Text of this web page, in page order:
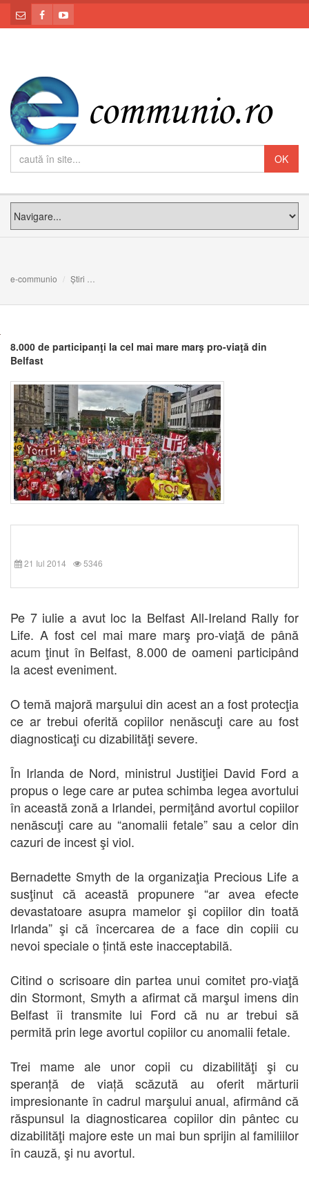
e-communio Știri
8.000 de participanţi la cel mai mare marş pro-viaţă din
Belfast
21 Iul 2014 5346
Pe 7 iulie a avut loc la Belfast All-Ireland Rally for
Life. A fost cel mai mare marş pro-viaţă de până
acum ţinut în Belfast, 8.000 de oameni participând
la acest eveniment.
O temă majoră marşului din acest an a fost protecţia
ce ar trebui oferită copiilor nenăscuţi care au fost
diagnosticaţi cu dizabilităţi severe.
În Irlanda de Nord, ministrul Justiţiei David Ford a
propus o lege care ar putea schimba legea avortului
în această zonă a Irlandei, permiţând avortul copiilor
nenăscuţi care au “anomalii fetale” sau a celor din
cazuri de incest şi viol.
Bernadette Smyth de la organizaţia Precious Life a
susţinut că această propunere “ar avea efecte
devastatoare asupra mamelor şi copiilor din toată
Irlanda” şi că încercarea de a face din copiii cu
nevoi speciale o țintă este inacceptabilă.
Citind o scrisoare din partea unui comitet pro-viaţă
din Stormont, Smyth a afirmat că marşul imens din
Belfast îi transmite lui Ford că nu ar trebui să
permită prin lege avortul copiilor cu anomalii fetale.
Trei mame ale unor copii cu dizabilităţi şi cu
speranță de viață scăzută au oferit mărturii
impresionante în cadrul marşului anual, afirmând că
răspunsul la diagnosticarea copiilor din pântec cu
dizabilităţi majore este un mai bun sprijin al familiilor
în cauză, şi nu avortul.